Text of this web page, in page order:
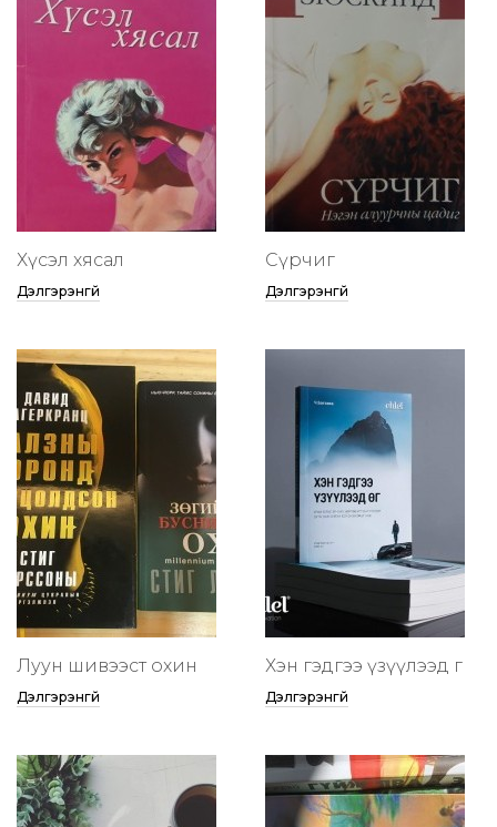
Хүсэл хясал
Дэлгэрэнгүй
Сүрчиг
Дэлгэрэнгүй
Луун шивээст охин
Дэлгэрэнгүй
Хэн гэдгээ үзүүлээд өг
Дэлгэрэнгүй